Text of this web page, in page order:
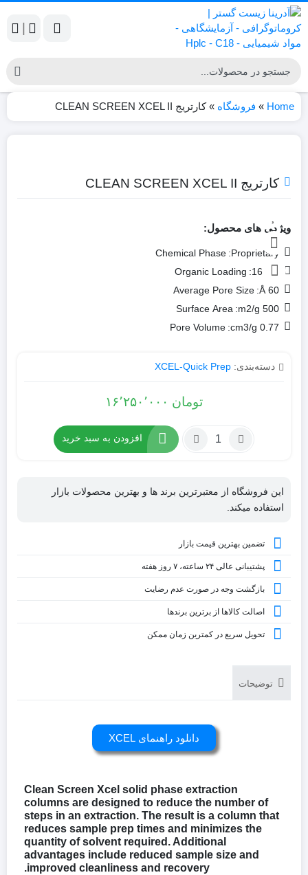
Home
» فروشگاه »کارتریج CLEAN SCREEN XCEL II
کارتریج CLEAN SCREEN XCEL II
ویژگی های محصول:
Proprietary:
Chemical Phase
16.7%:
Organic Loading
60 Å:
Average Pore Size
500 m2/g:
Surface Area
0.77 cm3/g:
Pore Volume
دسته‌بندی: XCEL-Quick Prep
تومان
افزودن به سبد خرید
این فروشگاه از معتبرترین برند ها و بهترین محصولات بازار
استفاده میکند.
تضمین بهترین قیمت بازار
پشتیبانی عالی ۲۴ ساعته، ۷ روز هفته
بازگشت وجه در صورت عدم رضایت
اصالت کالاها از برترین برندها
تحویل سریع در کمترین زمان ممکن
توضیحات
دانلود راهنمای XCEL
Clean Screen Xcel solid phase extraction
columns are designed to reduce the number of
steps in an extraction. The result is a column that
reduces sample prep times and minimizes the
quantity of solvent required. Additional
advantages include reduced sample size and
improved cleanliness and recovery.